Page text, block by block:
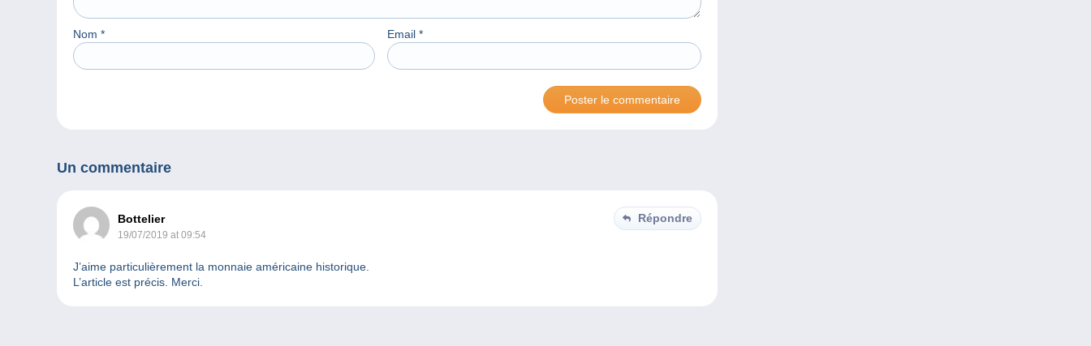
Nom * Email *
Un commentaire
Bottelier
19/07/2019 at 09:54
Répondre
J’aime particulièrement la monnaie américaine historique.
L’article est précis. Merci.